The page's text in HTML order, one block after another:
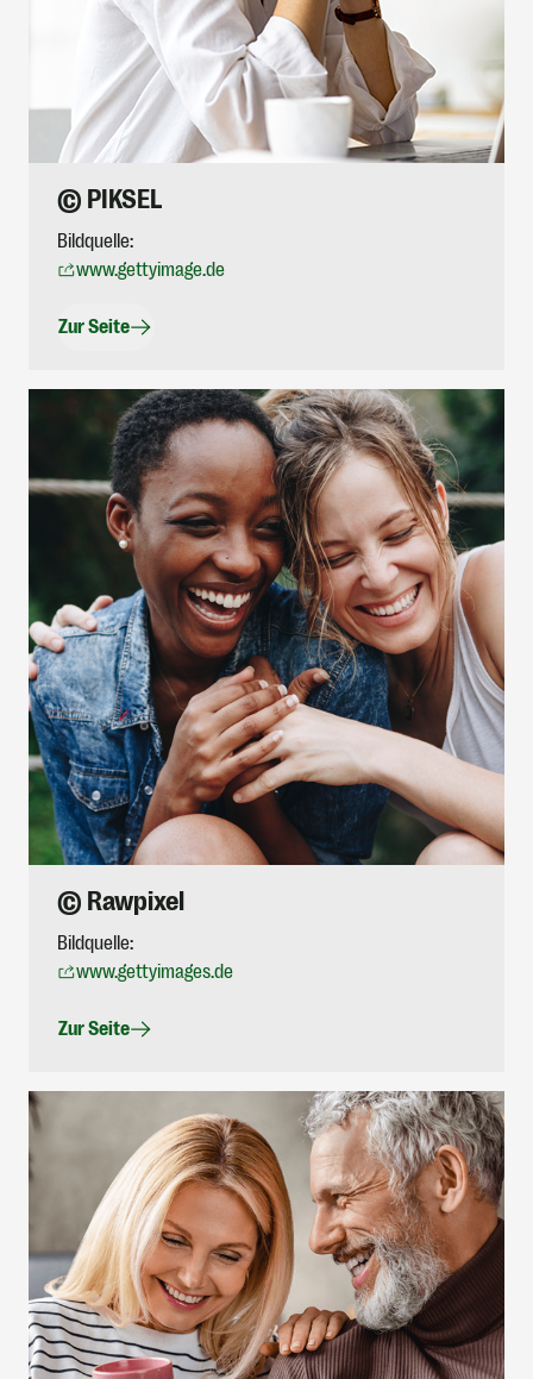
© PIKSEL
Bildquelle:
www.gettyimage.de
Zur Seite
© Rawpixel
Bildquelle:
www.gettyimages.de
Zur Seite